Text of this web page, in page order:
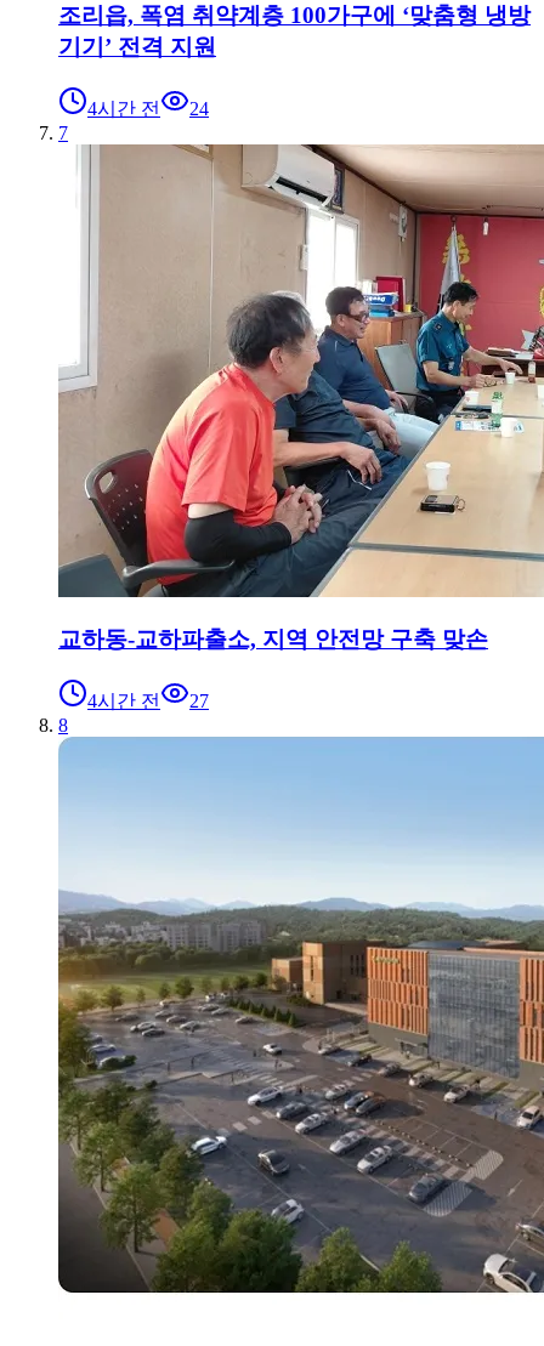
조리읍, 폭염 취약계층 100가구에 ‘맞춤형 냉방
기기’ 전격 지원
4시간 전
24
7
교하동-교하파출소, 지역 안전망 구축 맞손
4시간 전
27
8